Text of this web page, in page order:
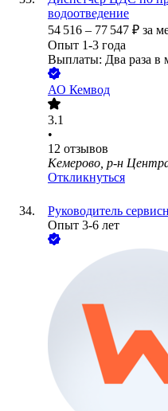
водоотведение
54 516 – 77 547 ₽ за
Опыт 1-3 года
Выплаты: Два раза в
АО Кемвод
3.1
•
12 отзывов
Кемерово, р-н
Откликнуться
Руководитель
Опыт 3-6 лет